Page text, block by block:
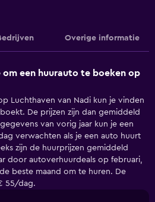
Overige informatie
een huurauto te boeken op
Luchthaven van Nadi kun je vinden
De prijzen zijn dan gemiddeld
van vorig jaar kun je een
verwachten als je een auto huurt
zijn de huurprijzen gemiddeld
door autoverhuurdeals op februari,
beste maand om te huren. De
55/dag.